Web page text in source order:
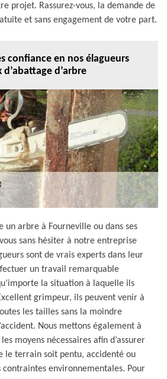
projet. Rassurez-vous, la demande de
et sans engagement de votre part.
confiance en nos élagueurs
d’arbre
un arbre à Fourneville ou dans ses
sans hésiter à notre entreprise
sont de vrais experts dans leur
un travail remarquable
la situation à laquelle ils
grimpeur, ils peuvent venir à
les tailles sans la moindre
Nous mettons également à
moyens nécessaires afin d’assurer
le terrain soit pentu, accidenté ou
environnementales. Pour